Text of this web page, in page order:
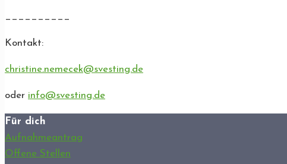
__________
Kontakt:
christine.nemecek@svesting.de
oder info@svesting.de
Für dich
Aufnahmeantrag
Offene Stellen